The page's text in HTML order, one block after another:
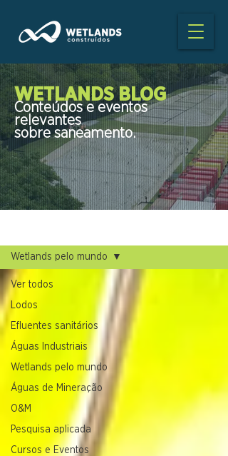
WETLANDS BLOG
Conteúdos e eventos
relevantes
sobre saneamento.
Ver todos
Lodos
Efluentes sanitários
Águas Industriais
Wetlands pelo mundo
Águas de Mineração
O&M
Pesquisa aplicada
Cursos e Eventos
Wetlands pelo mundo